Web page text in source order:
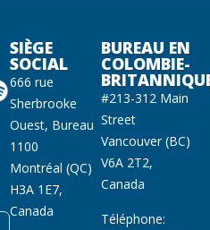
SIÈGE
SOCIAL
666 rue
Sherbrooke
Ouest, Bureau
1100
Montréal (QC)
H3A 1E7,
Canada
BUREAU EN
COLOMBIE-
#213-312 Main
Street
Vancouver (BC)
V6A 2T2,
Canada
Téléphone: